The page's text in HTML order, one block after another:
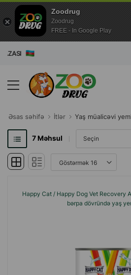
Əsas səhifə İtlər Yaş müalicəvi
7Məhsul
Happy Cat / Happy Dog Vet Recovery
bərpa dövründə yaş
Zoodrug
Zoodrug
FREE - In Google Play